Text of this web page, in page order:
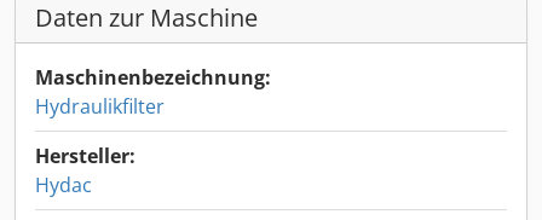
Daten zur Maschine
Maschinenbezeichnung:
Hydraulikfilter
Hersteller:
Hydac